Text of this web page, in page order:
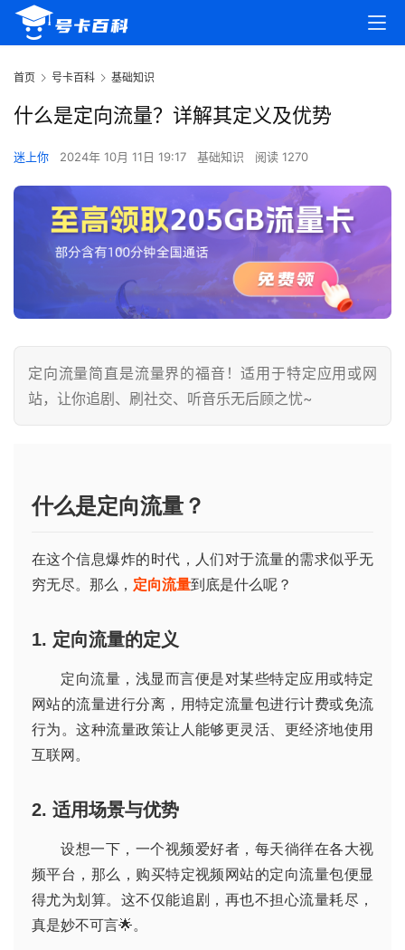
首页 号卡百科 基础知识
什么是定向流量？详解其定义及优势
迷上你 2024年 10月 11日 19:17 基础知识 阅读 1270
定向流量简直是流量界的福音！适用于特定应用或网
站，让你追剧、刷社交、听音乐无后顾之忧~
什么是定向流量？
在这个信息爆炸的时代，人们对于流量的需求似乎无
穷无尽。那么， 定向流量到底是什么呢？
1. 定向流量的定义
定向流量，浅显而言便是对某些特定应用或特定
网站的流量进行分离，用特定流量包进行计费或免流
行为。这种流量政策让人能够更灵活、更经济地使用
互联网。
2. 适用场景与优势
设想一下，一个视频爱好者，每天徜徉在各大视
频平台，那么，购买特定视频网站的定向流量包便显
得尤为划算。这不仅能追剧，再也不担心流量耗尽，
真是妙不可言🌟。